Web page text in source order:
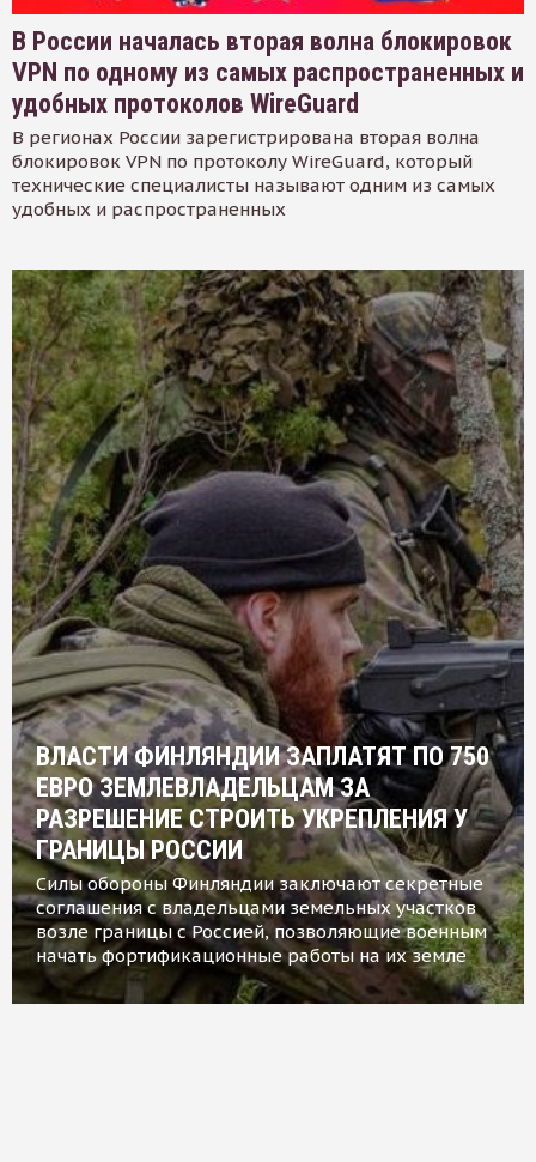
В России началась вторая волна блокировок
VPN по одному из самых распространенных и
удобных протоколов WireGuard
В регионах России зарегистрирована вторая волна
блокировок VPN по протоколу WireGuard, который
технические специалисты называют одним из самых
удобных и распространенных
ВЛАСТИ ФИНЛЯНДИИ ЗАПЛАТЯТ ПО 750
ЕВРО ЗЕМЛЕВЛАДЕЛЬЦАМ ЗА
РАЗРЕШЕНИЕ СТРОИТЬ УКРЕПЛЕНИЯ У
ГРАНИЦЫ РОССИИ
Силы обороны Финляндии заключают секретные
соглашения с владельцами земельных участков
возле границы с Россией, позволяющие военным
начать фортификационные работы на их земле